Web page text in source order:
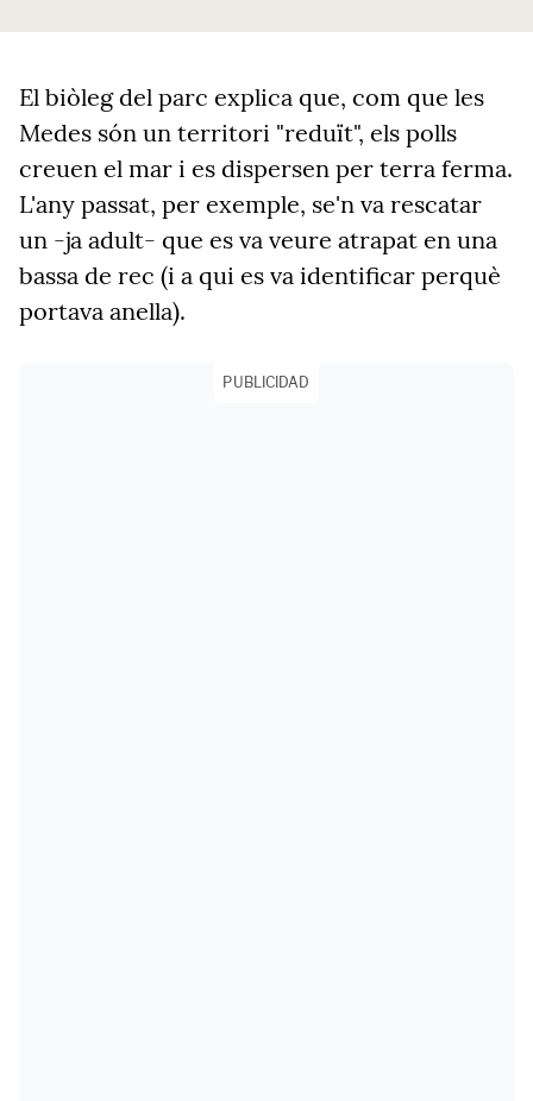
El biòleg del parc explica que, com que les
Medes són un territori "reduït", els polls
creuen el mar i es dispersen per terra ferma.
L'any passat, per exemple, se'n va rescatar
un -ja adult- que es va veure atrapat en una
bassa de rec (i a qui es va identificar perquè
portava anella).
PUBLICIDAD